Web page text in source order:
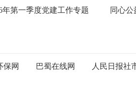
年第一季度党建工作专题 同心
保网 巴蜀在线网
人民日报社